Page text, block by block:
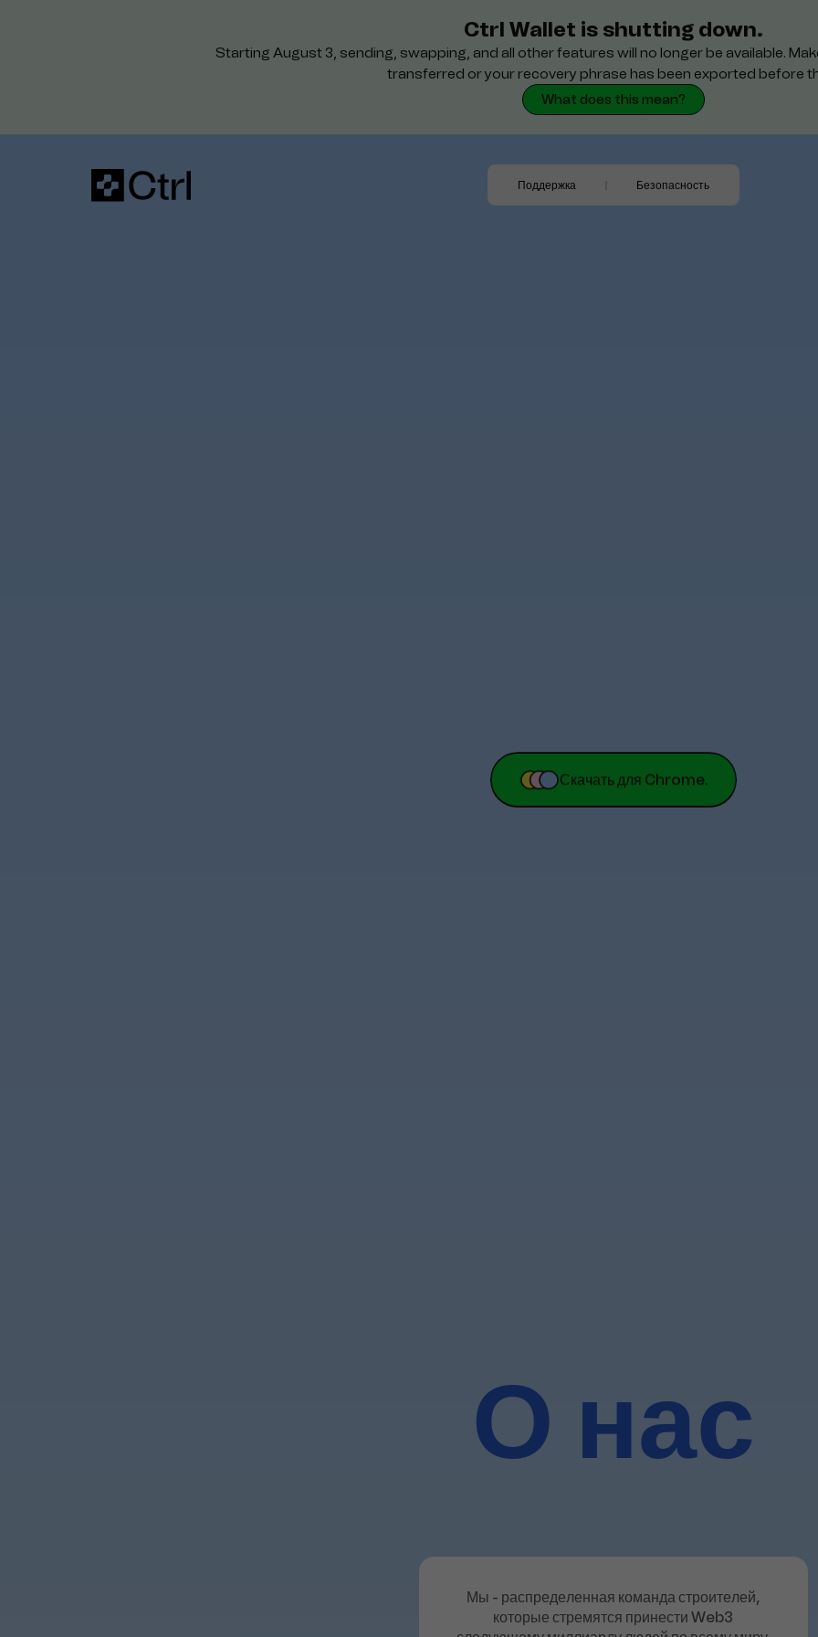
Ctrl Wallet is shutting down.
Starting August 3, sending, swapping, and all other features will no longer be available.
transferred or your recovery phrase has been exported before
What does this mean?
Поддержка Безопасность
Скачать для Chrome.
О нас
Мы - распределенная команда строителей,
которые стремятся принести Web3